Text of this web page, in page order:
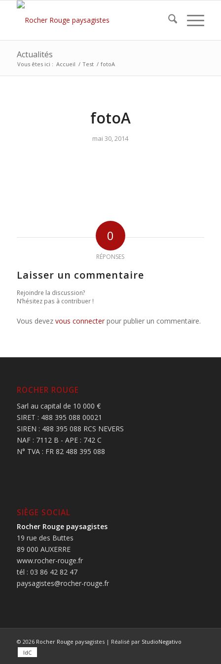
Actualités
Vous êtes ici : Accueil / Test / fotoA
fotoA
mai 30, 2014
0
RÉPONSES
Laisser un commentaire
Rejoindre la discussion?
N’hésitez pas à contribuer !
Vous devez vous connecterpour publier un commentaire.
ROCHER ROUGE
Sarl au capital de 10 000 €
SIRET : 488 395 088 00021
SIREN : 488 395 088 RCS NEVERS
NAF : 7112 B - APE : 742 C
N° TVA : FR 82 488 395 088
SIÈGE SOCIAL
Rocher Rouge paysagistes
19 rue des Buttes
89 000 AUXERRE
www.rocher-rouge.fr
tél : 03 86 42 82 47
paysagistes@rocher-rouge.fr
© 2026 Rocher Rouge paysagistes | Réalisé par StudioNegativo
IdC